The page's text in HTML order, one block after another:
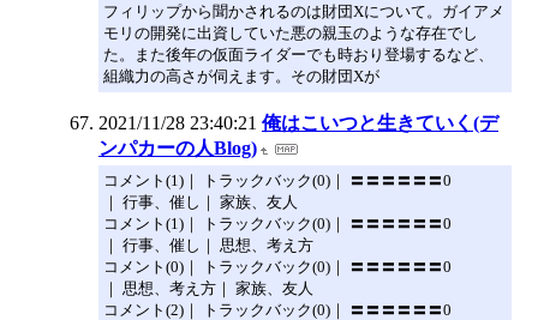
フィリップから聞かされるのは財団Xについて。ガイアメ
モリの開発に出資していた悪の親玉のような存在でし
た。また後年の仮面ライダーでも時おり登場するなど、
組織力の高さが伺えます。その財団Xが
2021/11/28 23:40:21 俺はこいつと生きていく(デ
ンパカーの人Blog)
コメント(1)｜ トラックバック(0)｜ 〓〓〓〓〓〓0
｜ 行事、催し｜ 家族、友人
コメント(1)｜ トラックバック(0)｜ 〓〓〓〓〓〓0
｜ 行事、催し｜ 思想、考え方
コメント(0)｜ トラックバック(0)｜ 〓〓〓〓〓〓0
｜ 思想、考え方｜ 家族、友人
コメント(2)｜ トラックバック(0)｜ 〓〓〓〓〓〓0